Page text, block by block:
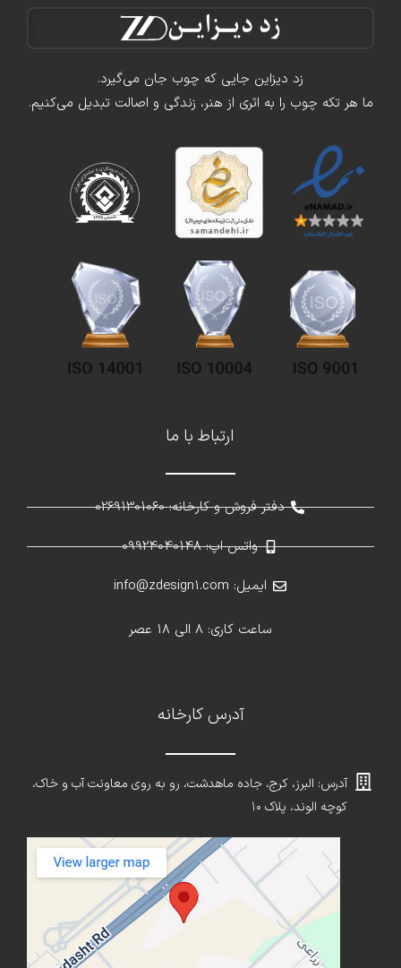
زد دیزاین جایی که چوب جان می‌گیرد.
ما هر تکه چوب را به اثری از هنر، زندگی و اصالت تبدیل می‌کنیم.
ارتباط با ما
دفتر فروش و کارخانه: 02691301060
واتس اپ: 09924040148
ایمیل: info@zdesign1.com
ساعت کاری: 8 الی 18 عصر
آدرس کارخانه
آدرس: البرز، کرج، جاده ماهدشت، رو به روی معاونت آب و خاک،
کوچه الوند، پلاک ۱۰